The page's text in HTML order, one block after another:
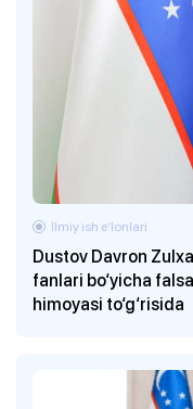
Dustov Davron
fanlari bo‘yicha
himoyasi to‘g‘risida
Ilmiy ish eʼlonlari